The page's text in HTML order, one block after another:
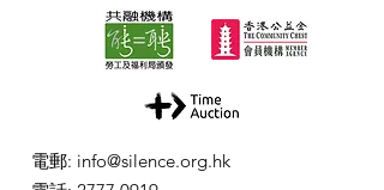
電郵: info@silence.org.hk